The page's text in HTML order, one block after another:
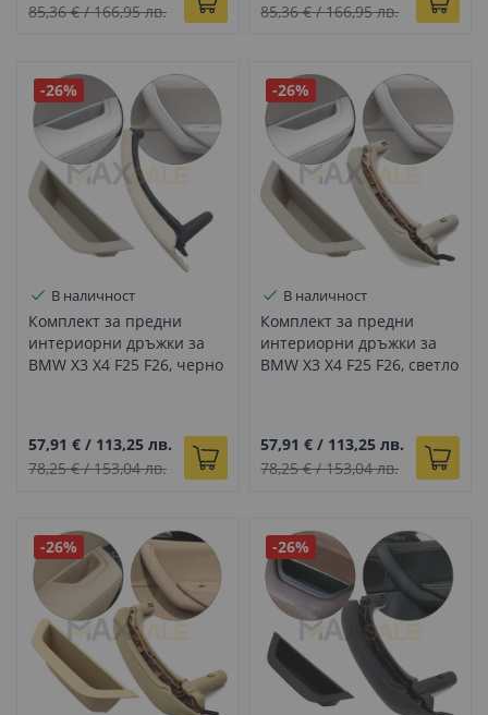
85,36 €/166,95 лв.
85,36 €/166,95 лв.
-26%
В наличност
Комплект за предни
интериорни дръжки за
BMW X3 X4 F25 F26, черно
57,91 € / 113,25 лв.
78,25 €/153,04 лв.
-26%
В наличност
Комплект за предни
интериорни дръжки за
BMW X3 X4 F25 F26, светло
57,91 € / 113,25 лв.
78,25 €/153,04 лв.
-26% -26%